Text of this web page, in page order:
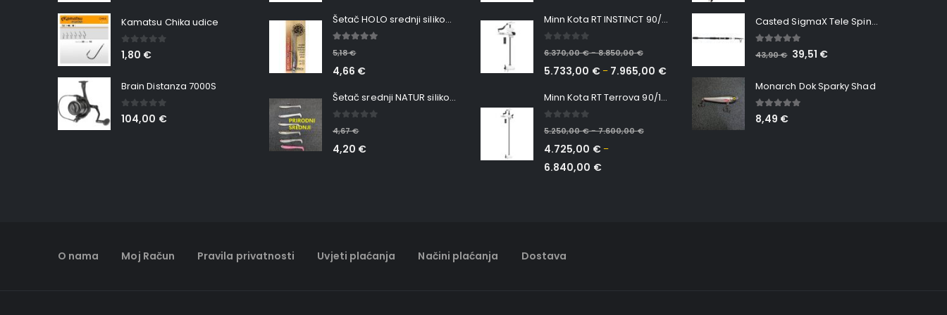
Kamatsu Chika udice
0 out of 5
1,80 €
Brain Distanza 7000S
0out of 5
104,00 €
Šetač HOLO srednji silikonska Ribica Belgrade Walker
5,18€
4,66 €
Šetač srednji NATUR silikonska ribica Belgrade Walker
4,67€
4,20 €
Minn Kota RT INSTINCT 90/115 WR QUEST
6.370,00€–8.850,00€
5.733,00 €– 7.965,00 €
Minn Kota RT Terrova 90/115 WR QUEST
5.250,00€–7.600,00€
4.725,00 €–
6.840,00 €
Casted SigmaX Tele Spin, 300cm, 40-80gr
out of 5
43,90€ 39,51 €
Monarch Dok Sparky Shad
5.00
8,49 €
O nama Moj Račun Pravila privatnosti Uvjeti plaćanja Načini plaćanja Dostava